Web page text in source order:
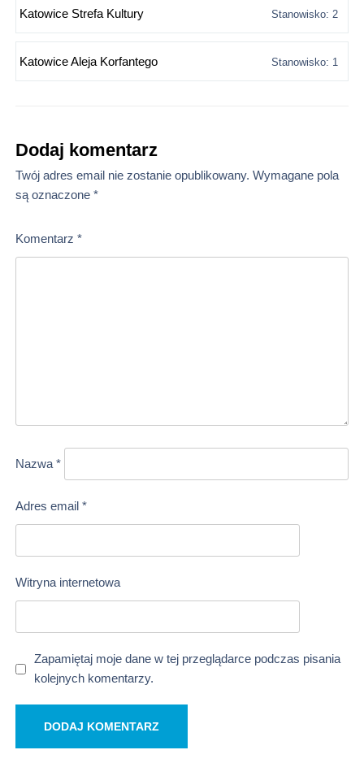
Katowice Strefa Kultury Stanowisko: 2
Katowice Aleja Korfantego Stanowisko: 1
Dodaj komentarz
Twój adres email nie zostanie opublikowany. Wymagane pola
są oznaczone *
Komentarz *
Nazwa *
Adres email *
Witryna internetowa
Zapamiętaj moje dane w tej przeglądarce podczas pisania
kolejnych komentarzy.